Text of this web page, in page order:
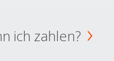
ich zahlen?